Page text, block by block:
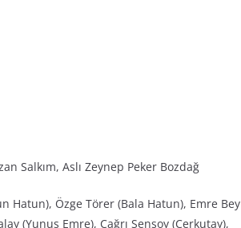
Salkım, Aslı Zeynep Peker Bozdağ
Hatun), Özge Törer (Bala Hatun), Emre Bey
(Yunus Emre), Çağrı Şensoy (Cerkutay),